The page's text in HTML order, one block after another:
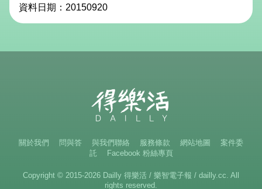
資料日期：20150920
關於我們 問與答 與我們聯絡 服務條款 網站地圖
案件委
託
Facebook 粉絲專頁
Copyright © 2015-2026 Dailly 得樂活 / 樂智電子報 / dailly.cc. All
rights reserved.